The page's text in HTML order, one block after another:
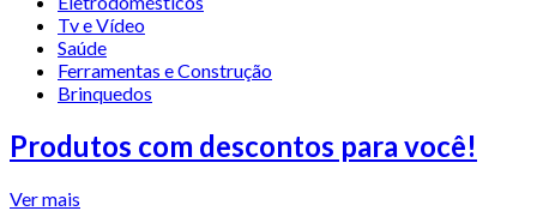
Tv e Vídeo
Saúde
Ferramentas e Construção
Brinquedos
Produtos com descontos para você!
Ver mais